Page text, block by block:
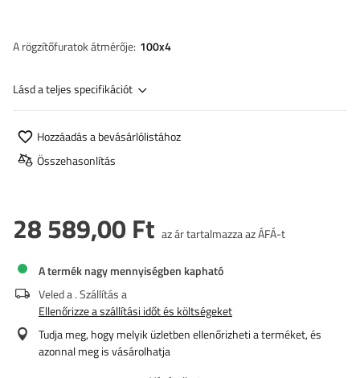
A rögzítőfuratok átmérője 100x4
Lásd a teljes specifikációt
Hozzáadás a bevásárlólistához
Összehasonlítás
28 589,00 Ft az ár tartalmazza az ÁFÁ-t
A termék nagy mennyiségben kapható
Veled a. Szállítás a
Ellenőrizze a szállítási időt és költségeket
Tudja meg, hogy melyik üzletben ellenőrizheti a terméket, és
azonnal meg is vásárolhatja